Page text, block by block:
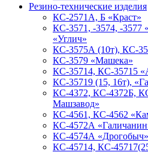
Резино-технические изделия
КС-2571А, Б «Краст»
КС-3571, -3574, -3577
«Углич»
КС-3575А (10т), КС-
КС-3579 «Машека»
КС-35714, КС-35715
КС-35719 (15, 16т),
КС-4372, КС-4372Б,
Машзавод»
КС-4561, КС-4562
КС-4572А
КС-4574А «Дрогобыч»
КС-45714, КС-